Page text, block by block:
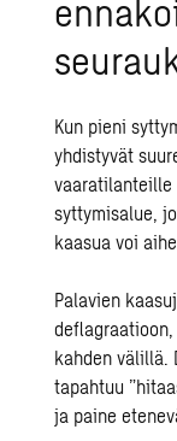
Kun pieni
yhdistyvät
vaaratilanteille
syttymisalue,
kaasua voi
Palavien
kahden välillä.
tapahtuu
ja paine